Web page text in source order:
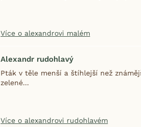
Více o alexandrovi malém
Alexandr rudohlavý
Pták v těle menší a štíhlejší než
zelené...
Více o alexandrovi rudohlavém